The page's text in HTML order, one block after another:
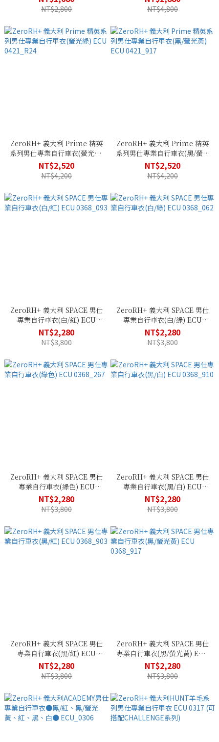
4274
NT$2,800 NT$4,800
ZeroRH+ 義大利 Prime 精英
系列男仕專業自行車衣(螢光綠)
ECU 0421_R24
NT$2,520
NT$4,200
ZeroRH+ 義大利 Prime 精英
系列男仕專業自行車衣(黑/螢光
黃) ECU 0421_917
NT$2,520
NT$4,200
ZeroRH+ 義大利 SPACE 男仕
專業自行車衣(白/紅) ECU
0368_093
NT$2,280
NT$3,800
ZeroRH+ 義大利 SPACE 男仕
專業自行車衣(白/綠) ECU
0368_062
NT$2,280
NT$3,800
ZeroRH+ 義大利 SPACE 男仕
專業自行車衣(綠色) ECU
0368_267
NT$2,280
NT$3,800
ZeroRH+ 義大利 SPACE 男仕
專業自行車衣(黑/白) ECU
0368_910
NT$2,280
NT$3,800
ZeroRH+ 義大利 SPACE 男仕
專業自行車衣(黑/紅) ECU
0368_903
NT$2,280
NT$3,800
ZeroRH+ 義大利 SPACE 男仕
專業自行車衣(黑/螢光黃) ECU
0368_917
NT$2,280
NT$3,800